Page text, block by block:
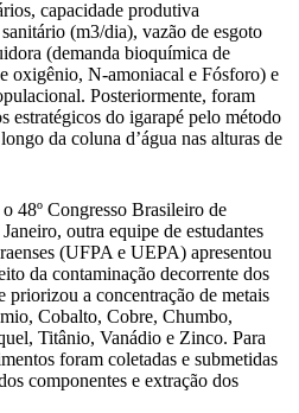
capacidade produtiva
(m3/dia), vazão de esgoto
(demanda bioquímica de
oxigênio, N-amoniacal e Fósforo) e
Posteriormente, foram
estratégicos do igarapé pelo método
da coluna d’água nas alturas de
48º Congresso Brasileiro de
outra equipe de estudantes
(UFPA e UEPA) apresentou
da contaminação decorrente dos
priorizou a concentração de metais
Cobalto, Cobre, Chumbo,
Titânio, Vanádio e Zinco. Para
foram coletadas e submetidas
componentes e extração dos